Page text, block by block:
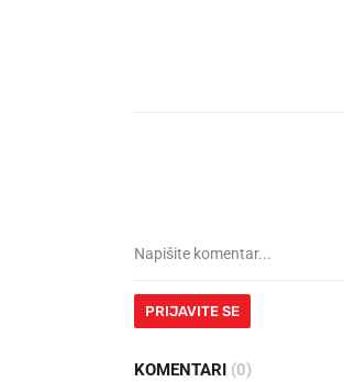
PRIJAVITE SE
KOMENTARI (0)